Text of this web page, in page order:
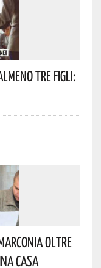
Tre Figli:
Oltre
Casa